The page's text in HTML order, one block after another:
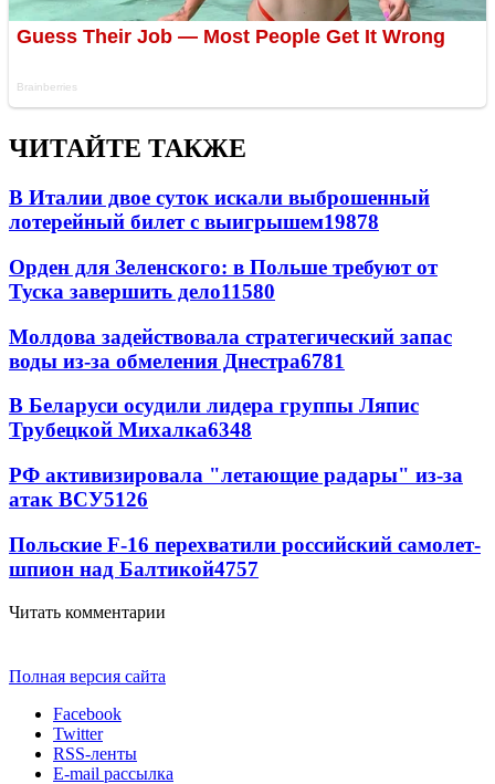
ЧИТАЙТЕ ТАКЖЕ
В Италии двое суток искали выброшенный
лотерейный билет с выигрышем19878
Орден для Зеленского: в Польше требуют от
Туска завершить дело11580
Молдова задействовала стратегический запас
воды из-за обмеления Днестра6781
В Беларуси осудили лидера группы Ляпис
Трубецкой Михалка6348
РФ активизировала "летающие радары" из-за
атак ВСУ5126
Польские F-16 перехватили российский самолет-
шпион над Балтикой4757
Читать комментарии
Полная версия сайта
Facebook
Twitter
RSS-ленты
E-mail рассылка